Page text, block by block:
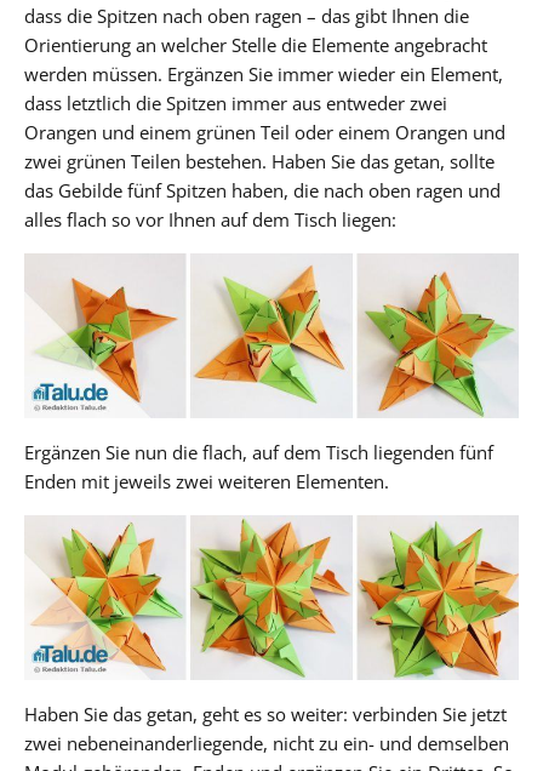
dass die Spitzen nach oben ragen – das gibt Ihnen die
Orientierung an welcher Stelle die Elemente angebracht
werden müssen. Ergänzen Sie immer wieder ein Element,
dass letztlich die Spitzen immer aus entweder zwei
Orangen und einem grünen Teil oder einem Orangen und
zwei grünen Teilen bestehen. Haben Sie das getan, sollte
das Gebilde fünf Spitzen haben, die nach oben ragen und
alles flach so vor Ihnen auf dem Tisch liegen:
Ergänzen Sie nun die flach, auf dem Tisch liegenden fünf
Enden mit jeweils zwei weiteren Elementen.
Haben Sie das getan, geht es so weiter: verbinden Sie jetzt
zwei nebeneinanderliegende, nicht zu ein- und demselben